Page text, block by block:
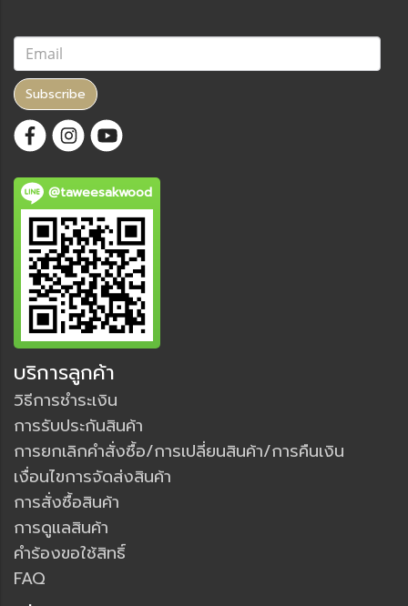
Subscribe
@taweesakwood
บริการลูกค้า
วิธีการชำระเงิน
การรับประกันสินค้า
การยกเลิกคำสั่งซื้อ/การเปลี่ยนสินค้า/การคืนเงิน
เงื่อนไขการจัดส่งสินค้า
การสั่งซื้อสินค้า
การดูแลสินค้า
คำร้องขอใช้สิทธิ์
FAQ